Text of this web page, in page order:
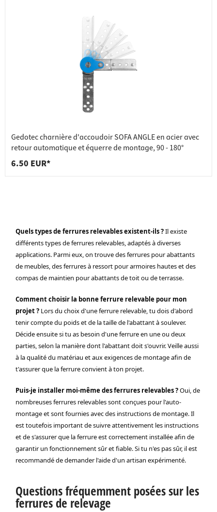
Gedotec charnière d'accoudoir SOFA ANGLE en acier avec
retour automatique et équerre de montage, 90 - 180°
6.50 EUR*
Quels types de ferrures relevables existent-ils ?Il existe
différents types de ferrures relevables, adaptés à diverses
applications. Parmi eux, on trouve des ferrures pour abattants
de meubles, des ferrures à ressort pour armoires hautes et des
compas de maintien pour abattants de toit ou de terrasse.
Comment choisir la bonne ferrure relevable pour mon
projet ? Lors du choix d'une ferrure relevable, tu dois d'abord
tenir compte du poids et de la taille de l'abattant à soulever.
Décide ensuite si tu as besoin d'une ferrure en une ou deux
parties, selon la manière dont l'abattant doit s'ouvrir. Veille aussi
à la qualité du matériau et aux exigences de montage afin de
t'assurer que la ferrure convient à ton projet.
Puis-je installer moi-même des ferrures relevables ?Oui, de
nombreuses ferrures relevables sont conçues pour l'auto-
montage et sont fournies avec des instructions de montage. Il
est toutefois important de suivre attentivement les instructions
et de s'assurer que la ferrure est correctement installée afin de
garantir un fonctionnement sûr et fiable. Si tu n'es pas sûr, il est
recommandé de demander l'aide d'un artisan expérimenté.
Questions fréquemment posées sur les
ferrures de relevage